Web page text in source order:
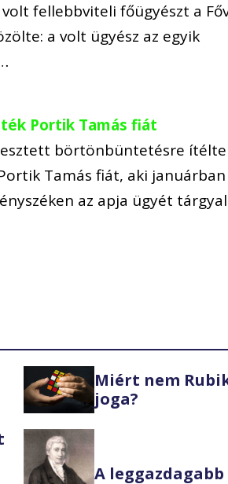
fellebbviteli főügyészt a
a volt ügyész az egyik
Portik Tamás fiát
börtönbüntetésre ítélte
Tamás fiát, aki
az apja ügyét
Miért nem
joga?
A